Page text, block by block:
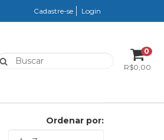
Cadastre-se Login
0
R$0,00
Ordenar por: